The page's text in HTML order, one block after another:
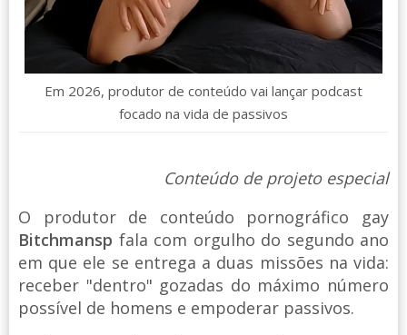
Em 2026, produtor de conteúdo vai lançar podcast
focado na vida de passivos
Conteúdo de projeto especial
O produtor de conteúdo pornográfico gay
Bitchmansp fala com orgulho do segundo ano
em que ele se entrega a duas missões na vida:
receber "dentro" gozadas do máximo número
possível de homens e empoderar passivos.